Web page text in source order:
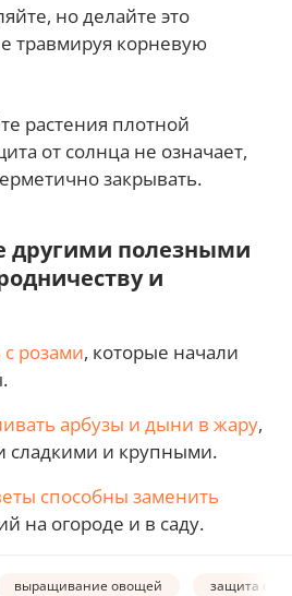
но делайте это
травмируя корневую
растения плотной
от солнца не означает,
закрывать.
другими полезными
и
розами, которые начали
арбузы и дыни в жару,
сладкими и крупными.
способны заменить
на огороде и в саду.
выращивание овощей защита от